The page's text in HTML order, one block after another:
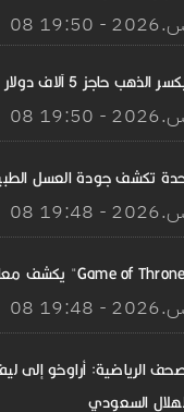
حاجز 5 آلاف دولار في 2027
تكشف جودة العسل
الرياضية: أراوخو إلى
السعودي